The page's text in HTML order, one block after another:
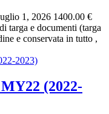
1, 2026 1400.00 €
targa e documenti (targa
e conservata in tutto ,
(2022-